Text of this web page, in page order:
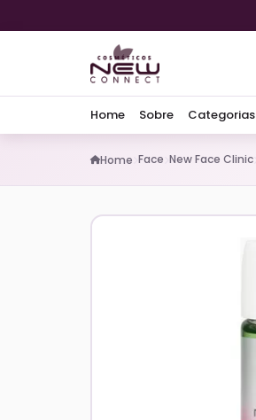
Home Sobre Categorias
Home Face New Face Clinic